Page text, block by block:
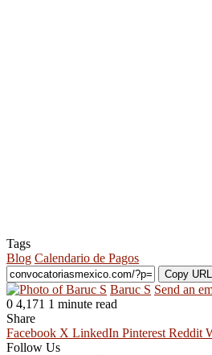
Tags
Blog Calendario de Pagos
Copy URL
Baruc S Send an
0 4,171 1 minute read
Share
Facebook X LinkedIn Pinterest Reddit
Follow Us